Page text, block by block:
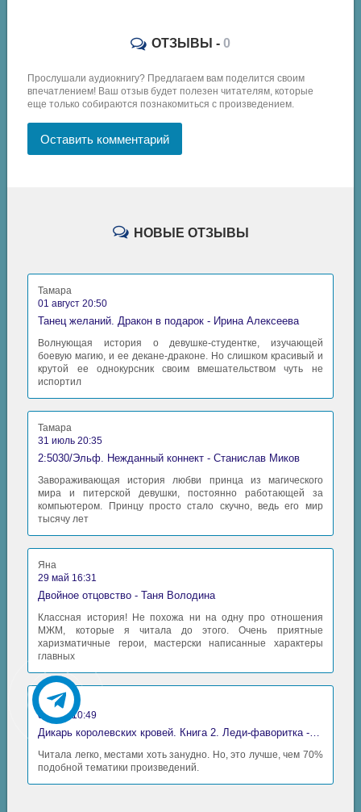
ОТЗЫВЫ - 0
Прослушали аудиокнигу? Предлагаем вам поделится своим
впечатлением! Ваш отзыв будет полезен читателям, которые
еще только собираются познакомиться с произведением.
Оставить комментарий
НОВЫЕ ОТЗЫВЫ
Тамара
01 август 20:50
Танец желаний. Дракон в подарок - Ирина Алексеева
Волнующая история о девушке-студентке, изучающей
боевую магию, и ее декане-драконе. Но слишком красивый и
крутой ее однокурсник своим вмешательством чуть не
испортил
Тамара
31 июль 20:35
2:5030/Эльф. Нежданный коннект - Станислав Миков
Завораживающая история любви принца из магического
мира и питерской девушки, постоянно работающей за
компьютером. Принцу просто стало скучно, ведь его мир
тысячу лет
Яна
29 май 16:31
Двойное отцовство - Таня Володина
Классная история! Не похожа ни на одну про отношения
МЖМ, которые я читала до этого. Очень приятные
харизматичные герои, мастерски написанные характеры
главных
Аида
06 май 10:49
Дикарь королевских кровей. Книга 2. Леди-фаворитка - Анна Сергеевна Гаврилова
Читала легко, местами хоть занудно. Но, это лучше, чем 70%
подобной тематики произведений.